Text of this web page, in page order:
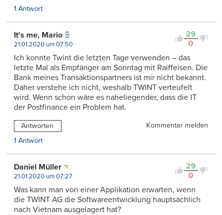
1 Antwort
29
0
It's me, Mario
21.01.2020 um 07:50
Ich konnte Twint die letzten Tage verwenden – das
letzte Mal als Empfänger am Sonntag mit Raiffeisen. Die
Bank meines Transaktionspartners ist mir nicht bekannt.
Daher verstehe ich nicht, weshalb TWINT verteufelt
wird. Wenn schon wäre es naheliegender, dass die IT
der Postfinance ein Problem hat.
Antworten
Kommentar melden
1 Antwort
29
0
Daniel Müller
21.01.2020 um 07:27
Was kann man von einer Applikation erwarten, wenn
die TWINT AG die Softwareentwicklung hauptsächlich
nach Vietnam ausgelagert hat?